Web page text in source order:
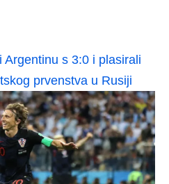
Argentinu s 3:0 i plasirali
prvenstva u Rusiji